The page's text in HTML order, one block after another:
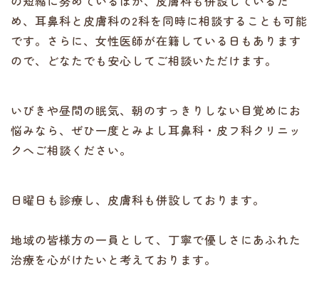
め、耳鼻科と皮膚科の2科を同時に相談することも可能
です。さらに、女性医師が在籍している日もあります
ので、どなたでも安心してご相談いただけます。
いびきや昼間の眠気、朝のすっきりしない目覚めにお
悩みなら、ぜひ一度とみよし耳鼻科・皮フ科クリニッ
クへご相談ください。
日曜日も診療し、皮膚科も併設しております。
地域の皆様方の一員として、丁寧で優しさにあふれた
治療を心がけたいと考えております。